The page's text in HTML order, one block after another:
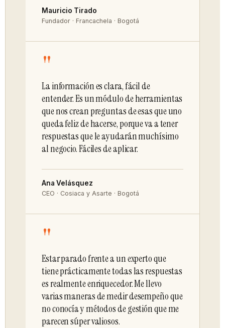
Mauricio Tirado
Fundador · Francachela · Bogotá
"
La información es clara, fácil de
entender. Es un módulo de herramientas
que nos crean preguntas de esas que uno
queda feliz de hacerse, porque va a tener
respuestas que le ayudarán muchísimo
al negocio. Fáciles de aplicar.
Ana Velásquez
CEO · Cosiaca y Asarte · Bogotá
"
Estar parado frente a un experto que
tiene prácticamente todas las respuestas
es realmente enriquecedor. Me llevo
varias maneras de medir desempeño que
no conocía y métodos de gestión que me
parecen súper valiosos.